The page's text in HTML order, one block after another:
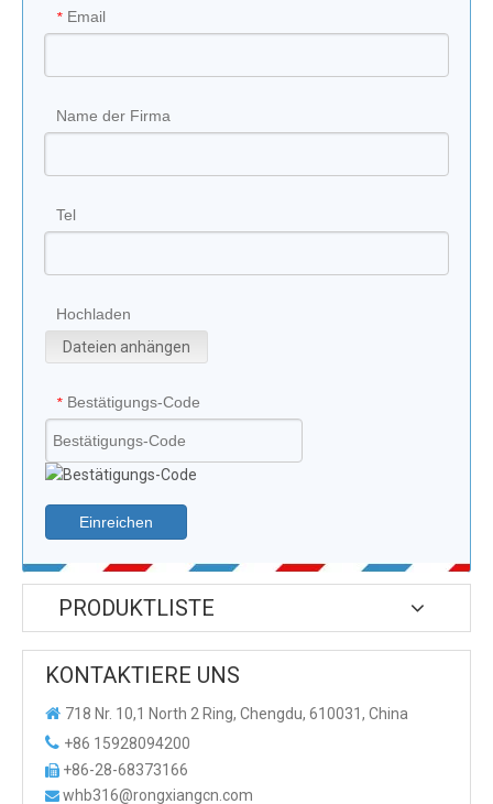
* Email
Name der Firma
Tel
Hochladen
Dateien anhängen
* Bestätigungs-Code
Einreichen
PRODUKTLISTE
KONTAKTIERE UNS
 718 Nr. 10,1 North 2 Ring, Chengdu, 610031, China
 +86 15928094200
 +86-28-68373166
 whb316@rongxiangcn.com